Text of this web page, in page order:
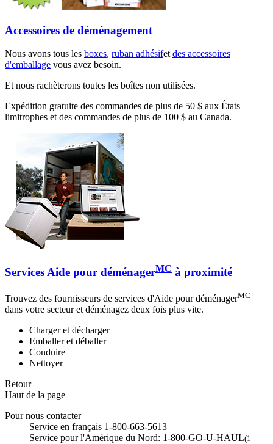
Accessoires de déménagement
Nous avons tous les boxes, ruban adhésifet des accessoires
d'emballage vous avez besoin.
Et nous rachèterons toutes les boîtes non utilisées.
Expédition gratuite des commandes de plus de 50 $ aux États
limitrophes et des commandes de plus de 100 $ au Canada.
Services Aide pour déménagerMC à proximité
Trouvez des fournisseurs de services d'Aide pour déménagerMC
dans votre secteur et déménagez deux fois plus vite.
Charger et décharger
Emballer et déballer
Conduire
Nettoyer
Retour
Haut de la page
Pour nous contacter
Service en français 1-800-663-5613
Service pour l'Amérique du Nord: 1-800-GO-U-HAUL(1-